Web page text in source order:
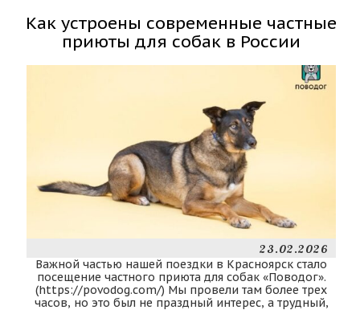
Как устроены современные частные
приюты для собак в России
23.02.2026
Важной частью нашей поездки в Красноярск стало
посещение частного приюта для собак «Поводог».
(https://povodog.com/) Мы провели там более трех
часов, но это был не праздный интерес, а трудный,